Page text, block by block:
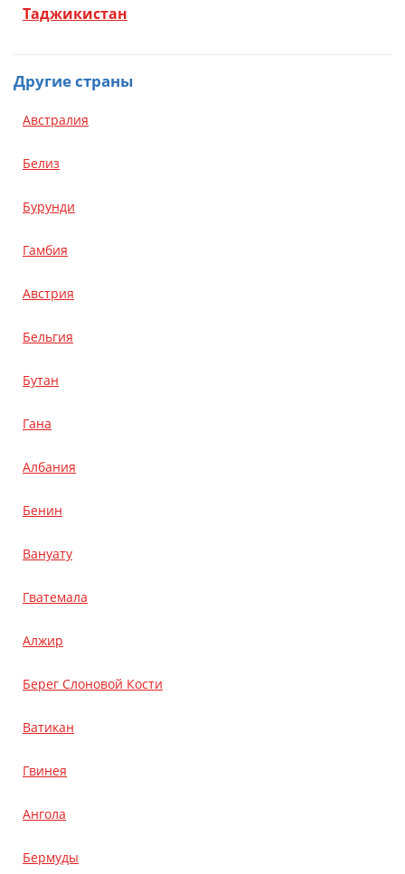
Таджикистан
Другие страны
Австралия
Белиз
Бурунди
Гамбия
Австрия
Бельгия
Бутан
Гана
Албания
Бенин
Вануату
Гватемала
Алжир
Берег Слоновой Кости
Ватикан
Гвинея
Ангола
Бермуды